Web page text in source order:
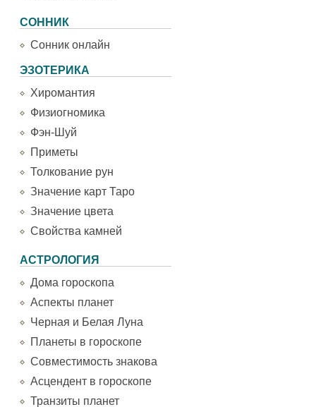
СОННИК
Сонник онлайн
ЭЗОТЕРИКА
Хиромантия
Физиогномика
Фэн-Шуй
Приметы
Толкование рун
Значение карт Таро
Значение цвета
Свойства камней
АСТРОЛОГИЯ
Дома гороскопа
Аспекты планет
Черная и Белая Луна
Планеты в гороскопе
Совместимость знакова
Асцендент в гороскопе
Транзиты планет